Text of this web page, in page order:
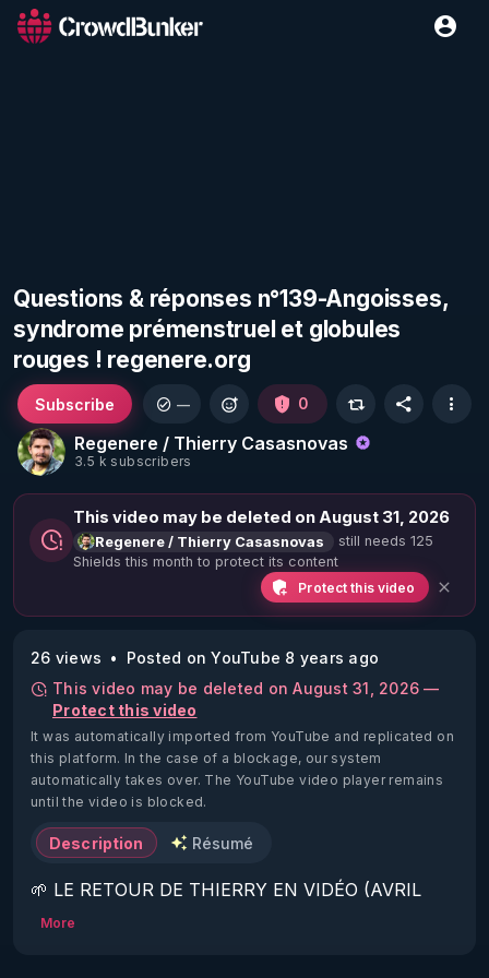
Questions & réponses n°139-Angoisses,
syndrome prémenstruel et globules
rouges ! regenere.org
Regenere / Thierry Casasnovas
3.5 k subscribers
Subscribe — 0
This video may be deleted on August 31, 2026
Regenere / Thierry Casasnovas
still needs 125
Shields this month to protect its content
Protect this video
26 views
Posted on YouTube 8 years ago
This video may be deleted on August 31, 2026 —
Protect this video
It was automatically imported from YouTube and replicated on
this platform. In the case of a blockage, our system
automatically takes over. The YouTube video player remains
until the video is blocked.
Description Résumé
🌱 LE RETOUR DE THIERRY EN VIDÉO (AVRIL
2022)!
More